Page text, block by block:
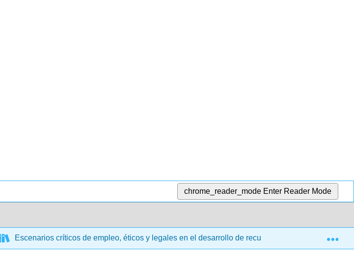
chrome_reader_mode Enter Reader Mode
Escenarios críticos de empleo, éticos y legales en el desarrollo de recursos humanos (Hughs)